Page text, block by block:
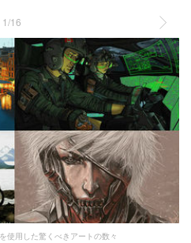
1/16
使用した驚くべきアートの数々